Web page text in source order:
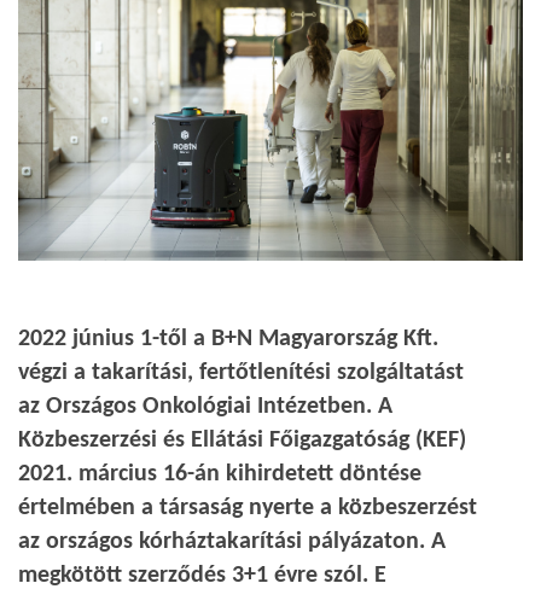
2022 június 1-től a B+N Magyarország Kft.
végzi a takarítási, fertőtlenítési szolgáltatást
az Országos Onkológiai Intézetben. A
Közbeszerzési és Ellátási Főigazgatóság (KEF)
2021. március 16-án kihirdetett döntése
értelmében a társaság nyerte a közbeszerzést
az országos kórháztakarítási pályázaton. A
megkötött szerződés 3+1 évre szól. E